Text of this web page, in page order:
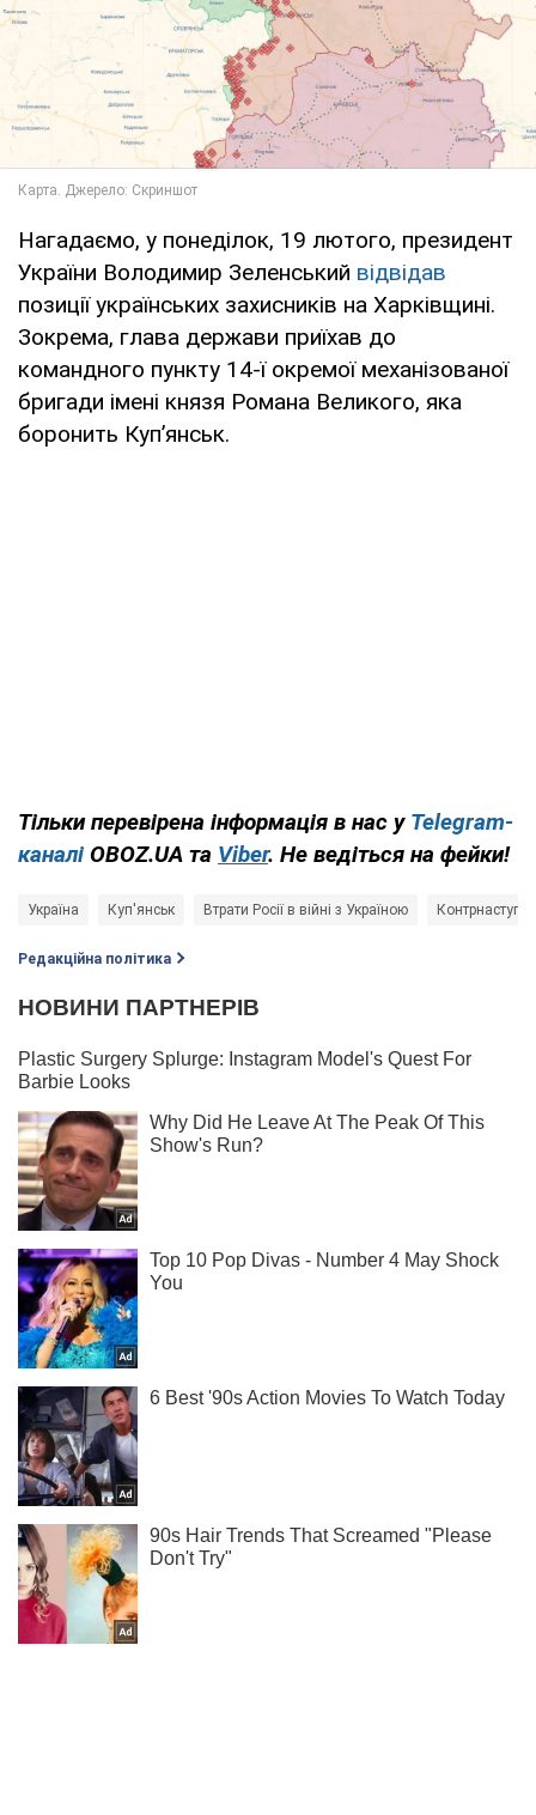
Нагадаємо, у понеділок, 19 лютого, президент
України Володимир Зеленський відвідав
позиції українських захисників на Харківщині.
Зокрема, глава держави приїхав до
командного пункту 14-ї окремої механізованої
бригади імені князя Романа Великого, яка
боронить Купʼянськ.
Тільки перевірена інформація в нас у Telegram-
каналі OBOZ.UA та Viber. Не ведіться на фейки!
Україна Куп'янськ Втрати Росії в війні з Україною Контрнаступ
Редакційна політика